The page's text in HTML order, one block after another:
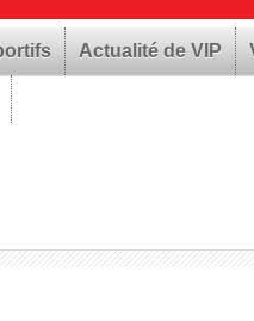
Actualité de VIP